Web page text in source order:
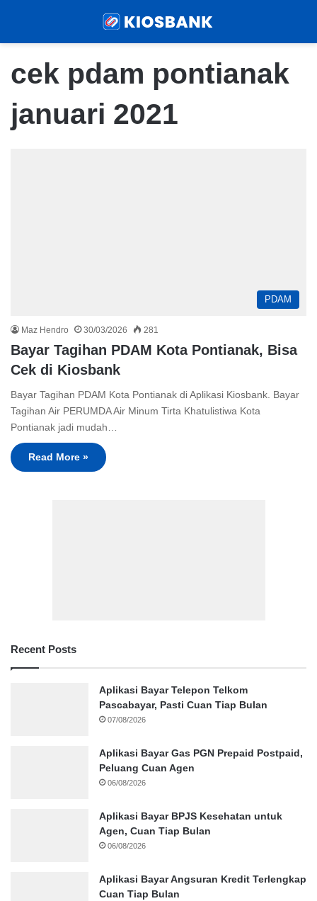
cek pdam pontianak
januari 2021
PDAM
Maz Hendro 30/03/2026 281
Bayar Tagihan PDAM Kota Pontianak, Bisa
Cek di Kiosbank
Bayar Tagihan PDAM Kota Pontianak di Aplikasi Kiosbank. Bayar
Tagihan Air PERUMDA Air Minum Tirta Khatulistiwa Kota
Pontianak jadi mudah…
Read More »
Recent Posts
Aplikasi Bayar Telepon Telkom
Pascabayar, Pasti Cuan Tiap Bulan
07/08/2026
Aplikasi Bayar Gas PGN Prepaid Postpaid,
Peluang Cuan Agen
06/08/2026
Aplikasi Bayar BPJS Kesehatan untuk
Agen, Cuan Tiap Bulan
06/08/2026
Aplikasi Bayar Angsuran Kredit Terlengkap
Cuan Tiap Bulan